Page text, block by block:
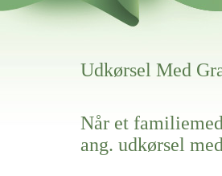
Udkørsel Med
Når et
ang. udkørsel